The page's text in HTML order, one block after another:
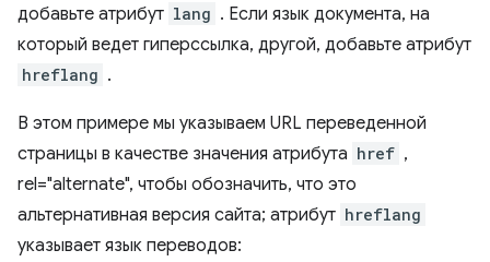
добавьте атрибут lang . Если язык документа, на
который ведет гиперссылка, другой, добавьте атрибут
hreflang .
В этом примере мы указываем URL переведенной
страницы в качестве значения атрибута href ,
rel="alternate", чтобы обозначить, что это
альтернативная версия сайта; атрибут hreflang
указывает язык переводов: